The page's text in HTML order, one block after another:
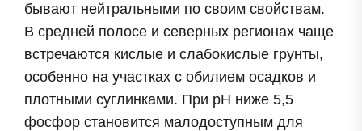
бывают нейтральными по своим свойствам.
В средней полосе и северных регионах чаще
встречаются кислые и слабокислые грунты,
особенно на участках с обилием осадков и
плотными суглинками. При pH ниже 5,5
фосфор становится малодоступным для